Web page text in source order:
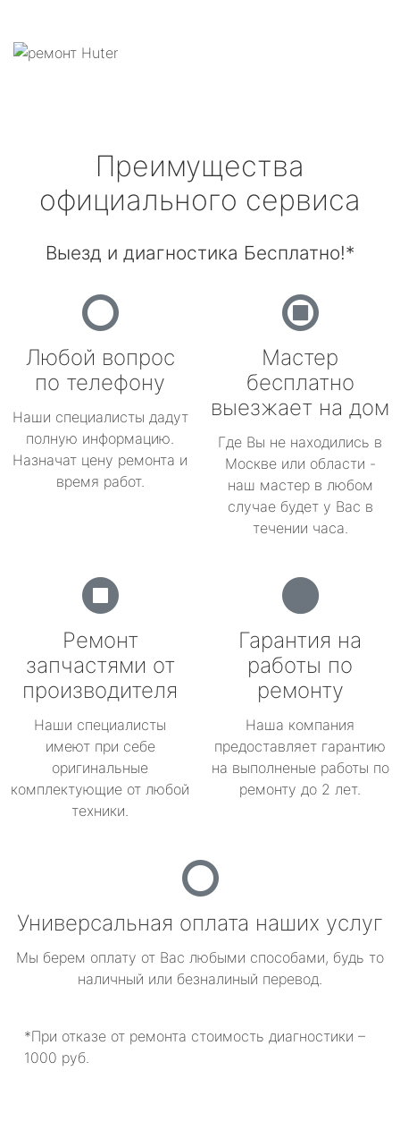
Преимущества
официального сервиса
Выезд и диагностика Бесплатно!*
Любой вопрос
по телефону
Наши специалисты дадут
полную информацию.
Назначат цену ремонта и
время работ.
Мастер
бесплатно
выезжает на дом
Где Вы не находились в
Москве или области -
наш мастер в любом
случае будет у Вас в
течении часа.
Ремонт
запчастями от
производителя
Наши специалисты
имеют при себе
оригинальные
комплектующие от любой
техники.
Гарантия на
работы по
ремонту
Наша компания
предоставляет гарантию
на выполненые работы по
ремонту до 2 лет.
Универсальная оплата наших услуг
Мы берем оплату от Вас любыми способами, будь то
наличный или безналиный перевод.
*При отказе от ремонта стоимость диагностики –
1000 руб.